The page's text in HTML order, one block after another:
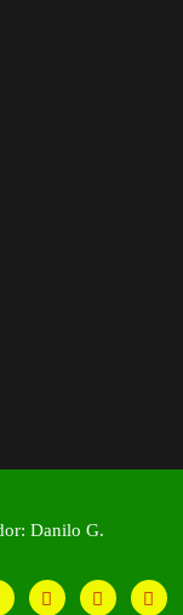
Danilo G.